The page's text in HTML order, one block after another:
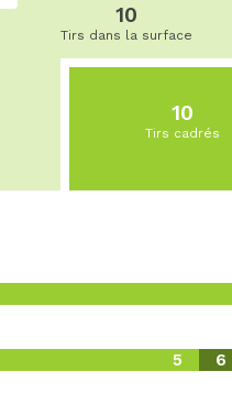
10
Tirs dans la surface
10
Tirs cadrés
5 6